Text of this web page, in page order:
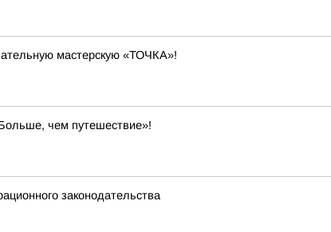
мастерскую «ТОЧКА»!
чем путешествие»!
законодательства